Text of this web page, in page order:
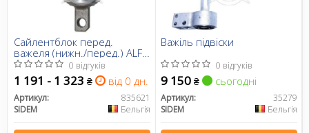
Сайлентблок перед.
важеля (нижн./перед.) ALFA
159/Brera/Spider 05-
0 відгуків
1 191 - 1 323 ₴ від 0 дн.
Артикул:
835621
SIDEM
Бельгія
Важіль підвіски
0 відгуків
9 150 ₴ сьогодні
Артикул:
35279
SIDEM
Бельгія